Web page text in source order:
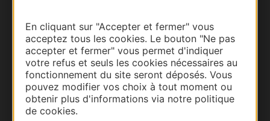
En cliquant sur "Accepter et fermer" vous
acceptez tous les cookies. Le bouton "Ne pas
accepter et fermer" vous permet d'indiquer
votre refus et seuls les cookies nécessaires au
fonctionnement du site seront déposés. Vous
pouvez modifier vos choix à tout moment ou
obtenir plus d'informations via notre politique
de cookies.
Documentation